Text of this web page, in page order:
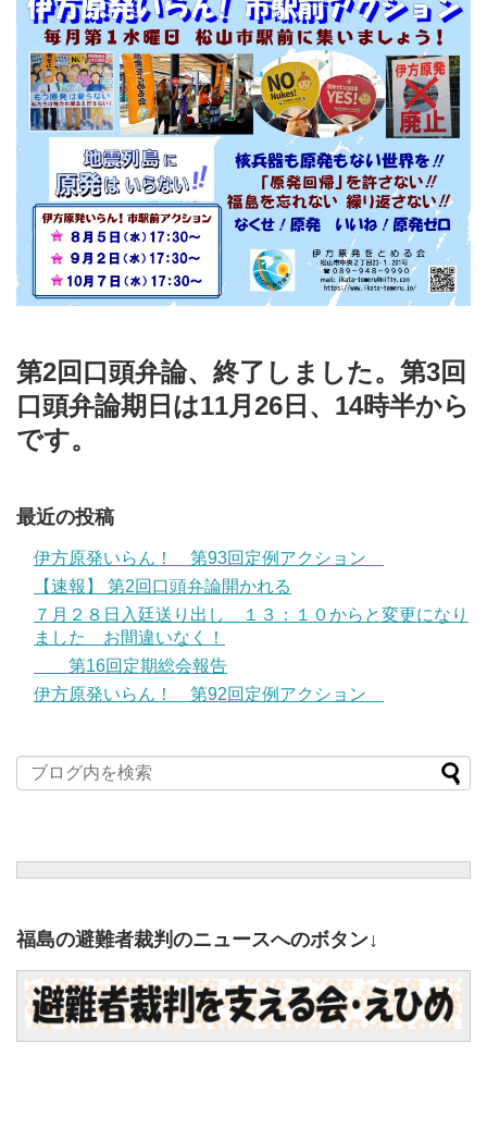
第2回口頭弁論、終了しました。第3回
口頭弁論期日は11月26日、14時半から
です。
最近の投稿
伊方原発いらん！ 第93回定例アクション
【速報】 第2回口頭弁論開かれる
７月２８日入廷送り出し １３：１０からと変更になり
ました お間違いなく！
第16回定期総会報告
伊方原発いらん！ 第92回定例アクション
福島の避難者裁判のニュースへのボタン↓